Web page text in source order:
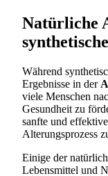
Natürliche
Während
Ergebnisse in der
viele Menschen
Gesundheit zu
sanfte und
Alterungsprozess
Einige der
Lebensmittel und